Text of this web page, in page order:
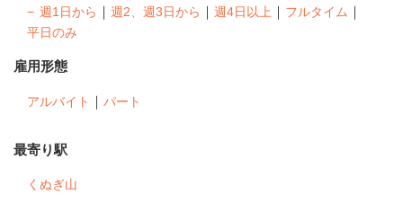
週1日から ｜ 週2、週3日から ｜ 週4日以上 ｜ フルタイム ｜
平日のみ
雇用形態
アルバイト ｜ パート
最寄り駅
くぬぎ山